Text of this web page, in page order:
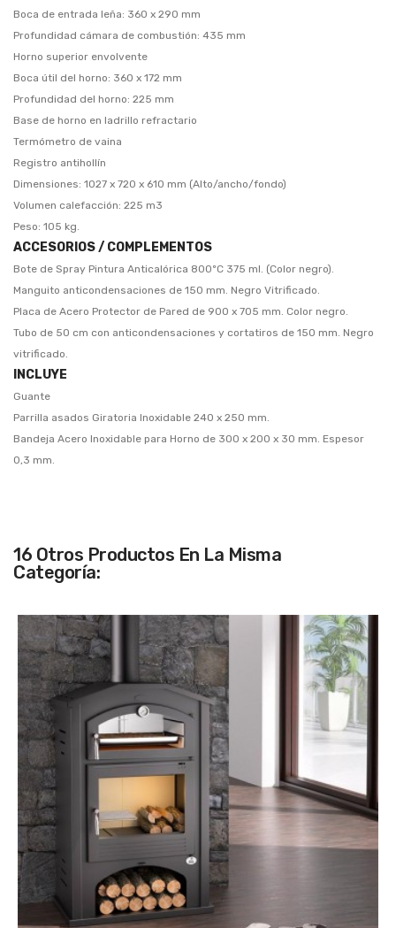
Boca de entrada leña: 360 x 290 mm
Profundidad cámara de combustión: 435 mm
Horno superior envolvente
Boca útil del horno: 360 x 172 mm
Profundidad del horno: 225 mm
Base de horno en ladrillo refractario
Termómetro de vaina
Registro antihollín
Dimensiones: 1027 x 720 x 610 mm (Alto/ancho/fondo)
Volumen calefacción: 225 m3
Peso: 105 kg.
ACCESORIOS / COMPLEMENTOS
Bote de Spray Pintura Anticalórica 800ºC 375 ml. (Color negro).
Manguito anticondensaciones de 150 mm. Negro Vitrificado.
Placa de Acero Protector de Pared de 900 x 705 mm. Color negro.
Tubo de 50 cm con anticondensaciones y cortatiros de 150 mm. Negro
vitrificado.
INCLUYE
Guante
Parrilla asados Giratoria Inoxidable 240 x 250 mm.
Bandeja Acero Inoxidable para Horno de 300 x 200 x 30 mm. Espesor
0,3 mm.
16 Otros Productos En La Misma
Categoría: